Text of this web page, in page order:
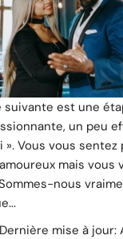
suivante est une
un peu
». Vous vous
mais vous
nous
mise à jour: